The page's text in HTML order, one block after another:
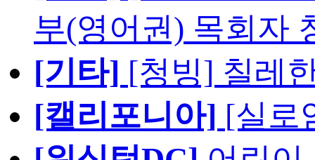
부(영어권) 목회자
[기타] [청빙] 칠레
[캘리포니아] [실로